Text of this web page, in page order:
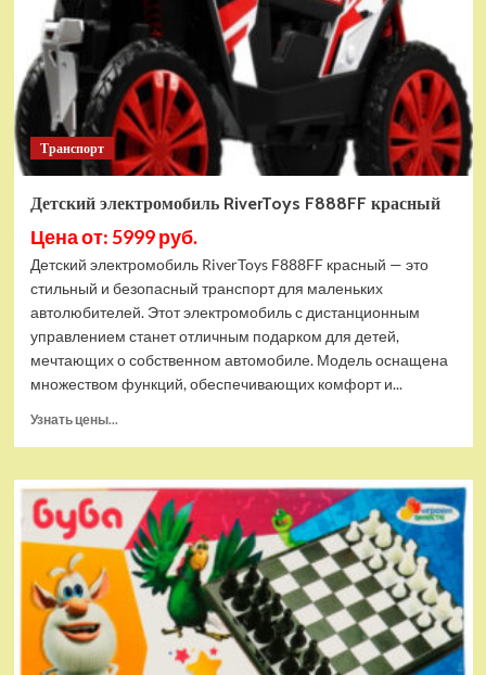
Транспорт
Детский электромобиль RiverToys F888FF красный
Цена от: 5999 руб.
Детский электромобиль RiverToys F888FF красный — это
стильный и безопасный транспорт для маленьких
автолюбителей. Этот электромобиль с дистанционным
управлением станет отличным подарком для детей,
мечтающих о собственном автомобиле. Модель оснащена
множеством функций, обеспечивающих комфорт и...
Узнать цены...
Детский
электромобиль
RiverToys
F888FF
красный